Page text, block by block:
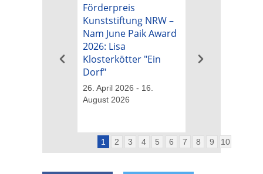
Förderpreis
Kunststiftung NRW –
Nam June Paik Award
2026: Lisa
Klosterkötter "Ein
Dorf"
26. April 2026 - 16.
August 2026
1 2 3 4 5 6 7 8 9 10